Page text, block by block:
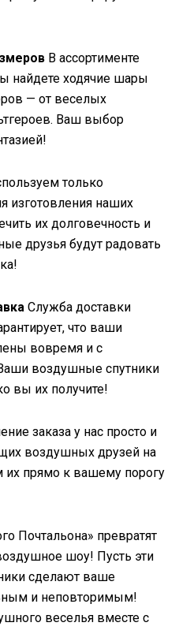
В ассортименте
найдете ходячие шары
— от веселых
Ваш выбор
только
изготовления наших
их долговечность и
друзья будут радовать
Служба доставки
что ваши
вовремя и с
воздушные спутники
вы их получите!
заказа у нас просто и
воздушных друзей на
прямо к вашему порогу
Почтальона» превратят
шоу! Пусть эти
сделают ваше
и неповторимым!
веселья вместе с